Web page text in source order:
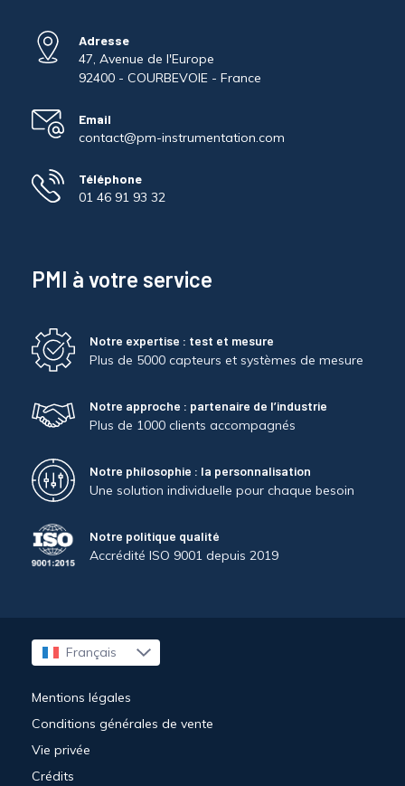
Adresse
47, Avenue de l'Europe
92400 - COURBEVOIE - France
Email
contact@pm-instrumentation.com
Téléphone
01 46 91 93 32
PMI à votre service
Notre expertise : test et mesure
Plus de 5000 capteurs et systèmes de mesure
Notre approche : partenaire de l’industrie
Plus de 1000 clients accompagnés
Notre philosophie : la personnalisation
Une solution individuelle pour chaque besoin
Notre politique qualité
Accrédité ISO 9001 depuis 2019
Français
English
Mentions légales
Conditions générales de vente
Vie privée
Crédits